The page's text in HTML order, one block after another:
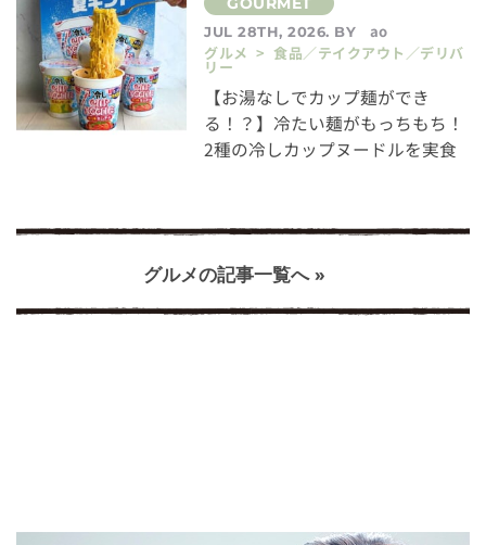
JUL 28TH, 2026. BY
ao
グルメ > 食品／テイクアウト／デリバ
リー
【お湯なしでカップ麺ができ
る！？】冷たい麺がもっちもち！
2種の冷しカップヌードルを実食
グルメの記事一覧へ »